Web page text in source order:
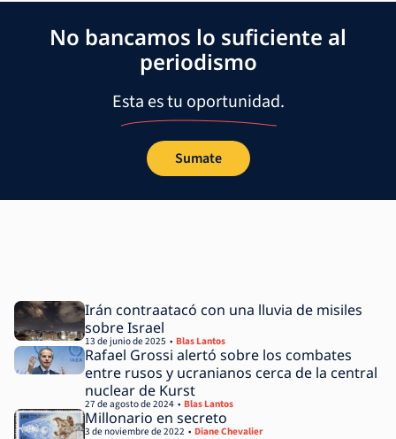
No bancamos lo suficiente al
periodismo
Esta es tu oportunidad.
Sumate
Irán contraatacó con una lluvia de misiles
sobre Israel
Blas Lantos
13 de junio de 2025
Rafael Grossi alertó sobre los combates
entre rusos y ucranianos cerca de la central
nuclear de Kurst
Blas Lantos
27 de agosto de 2024
Millonario en secreto
Diane Chevalier
3 de noviembre de 2022